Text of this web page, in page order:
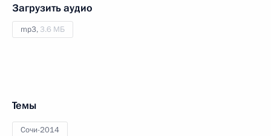
Загрузить аудио
mp3, 3.6 МБ
Темы
Сочи-2014